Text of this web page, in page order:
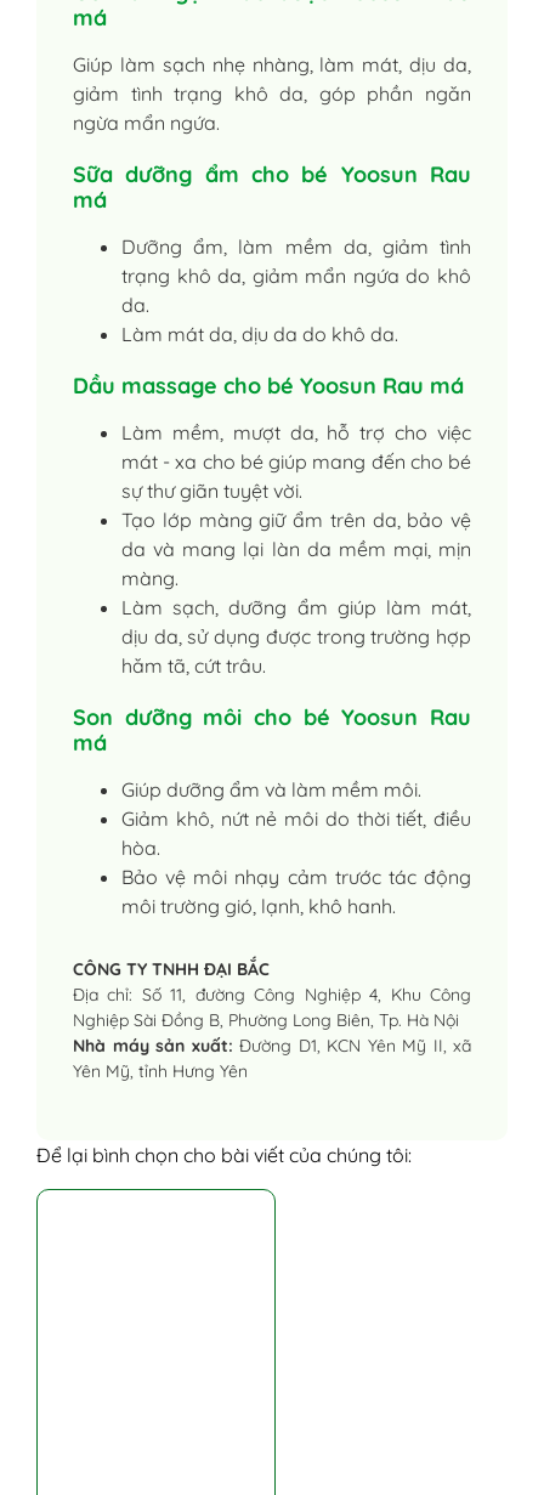
má
Giúp làm sạch nhẹ nhàng, làm mát, dịu da,
giảm tình trạng khô da, góp phần ngăn
ngừa mẩn ngứa.
Sữa dưỡng ẩm cho bé Yoosun Rau
má
Dưỡng ẩm, làm mềm da, giảm tình
trạng khô da, giảm mẩn ngứa do khô
da.
Làm mát da, dịu da do khô da.
Dầu massage cho bé Yoosun Rau má
Làm mềm, mượt da, hỗ trợ cho việc
mát - xa cho bé giúp mang đến cho bé
sự thư giãn tuyệt vời.
Tạo lớp màng giữ ẩm trên da, bảo vệ
da và mang lại làn da mềm mại, mịn
màng.
Làm sạch, dưỡng ẩm giúp làm mát,
dịu da, sử dụng được trong trường hợp
hăm tã, cứt trâu.
Son dưỡng môi cho bé Yoosun Rau
má
Giúp dưỡng ẩm và làm mềm môi.
Giảm khô, nứt nẻ môi do thời tiết, điều
hòa.
Bảo vệ môi nhạy cảm trước tác động
môi trường gió, lạnh, khô hanh.
CÔNG TY TNHH ĐẠI BẮC
Địa chỉ: Số 11, đường Công Nghiệp 4, Khu Công
Nghiệp Sài Đồng B, Phường Long Biên, Tp. Hà Nội
Nhà máy sản xuất: Đường D1, KCN Yên Mỹ II, xã
Yên Mỹ, tỉnh Hưng Yên
Để lại bình chọn cho bài viết của chúng tôi: